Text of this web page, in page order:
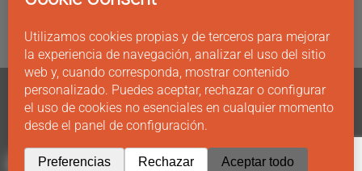
Fuertes Álvaro Vernich
CONTACTO